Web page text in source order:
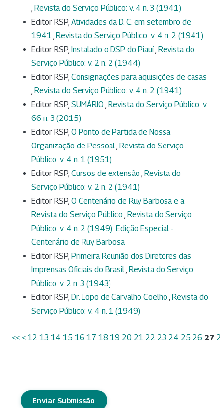
, Revista do Serviço Público: v. 4 n. 3 (1941)
Editor RSP, Atividades da D. C. em setembro de
1941 , Revista do Serviço Público: v. 4 n. 2 (1941)
Editor RSP, Instalado o DSP do Piauí, Revista do
Serviço Público: v. 2 n. 2 (1944)
Editor RSP, Consignações para aquisições de casas
, Revista do Serviço Público: v. 4 n. 2 (1941)
Editor RSP, SUMÁRIO , Revista do Serviço Público: v.
66 n. 3 (2015)
Editor RSP, O Ponto de Partida de Nossa
Organização de Pessoal, Revista do Serviço
Público: v. 4 n. 1 (1951)
Editor RSP, Cursos de extensão , Revista do
Serviço Público: v. 2 n. 2 (1941)
Editor RSP, O Centenário de Ruy Barbosa e a
Revista do Serviço Público , Revista do Serviço
Público: v. 4 n. 2 (1949): Edição Especial -
Centenário de Ruy Barbosa
Editor RSP, Primeira Reunião dos Diretores das
Imprensas Oficiais do Brasil, Revista do Serviço
Público: v. 2 n. 3 (1943)
Editor RSP, Dr. Lopo de Carvalho Coelho , Revista do
Serviço Público: v. 4 n. 1 (1949)
<< < 12 13 14 15 16 17 18 19 20 21 22 23 24 25 26 27
Enviar Submissão